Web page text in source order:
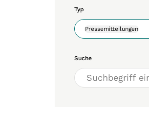
Typ
Pressemitteilungen
Suche